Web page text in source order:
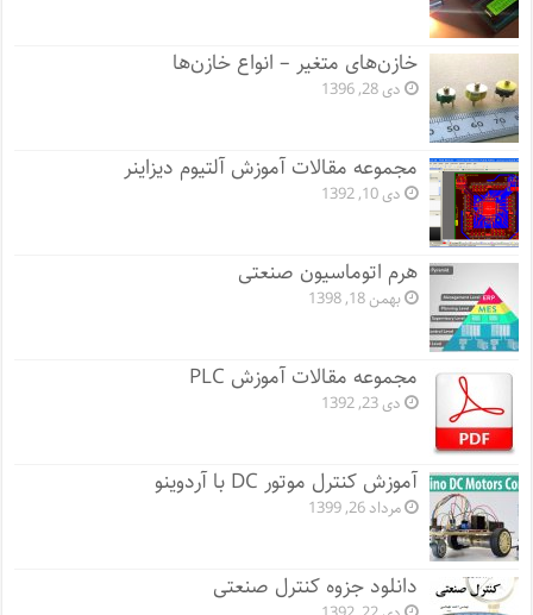
خازن‌های متغیر – انواع خازن‌ها
دی 28, 1396
مجموعه مقالات آموزش آلتیوم دیزاینر
دی 10, 1392
هرم اتوماسیون صنعتی
بهمن 18, 1398
مجموعه مقالات آموزش PLC
دی 23, 1392
آموزش کنترل موتور DC با آردوینو
مرداد 26, 1399
دانلود جزوه کنترل صنعتی